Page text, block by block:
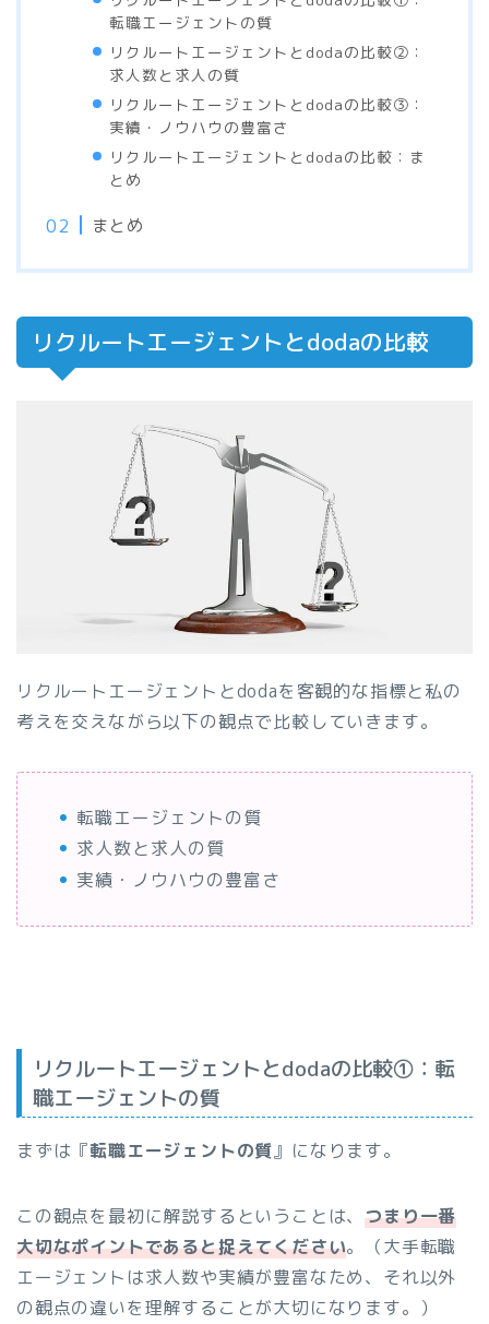
転職エージェントの質
リクルートエージェントとdodaの比較②：
求人数と求人の質
リクルートエージェントとdodaの比較③：
実績・ノウハウの豊富さ
リクルートエージェントとdodaの比較：ま
とめ
まとめ
リクルートエージェントとdodaの比較
リクルートエージェントとdodaを客観的な指標と私の
考えを交えながら以下の観点で比較していきます。
転職エージェントの質
求人数と求人の質
実績・ノウハウの豊富さ
リクルートエージェントとdodaの比較①：転
職エージェントの質
まずは『転職エージェントの質』になります。
この観点を最初に解説するということは、つまり一番
大切なポイントであると捉えてください。（大手転職
エージェントは求人数や実績が豊富なため、それ以外
の観点の違いを理解することが大切になります。）